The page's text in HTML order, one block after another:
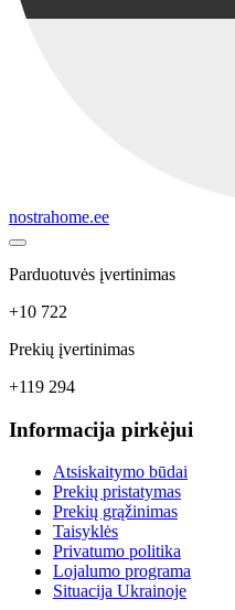
nostrahome.ee
Parduotuvės įvertinimas
+10 722
Prekių įvertinimas
+119 294
Informacija pirkėjui
Atsiskaitymo būdai
Prekių pristatymas
Prekių grąžinimas
Taisyklės
Privatumo politika
Lojalumo programa
Situacija Ukrainoje